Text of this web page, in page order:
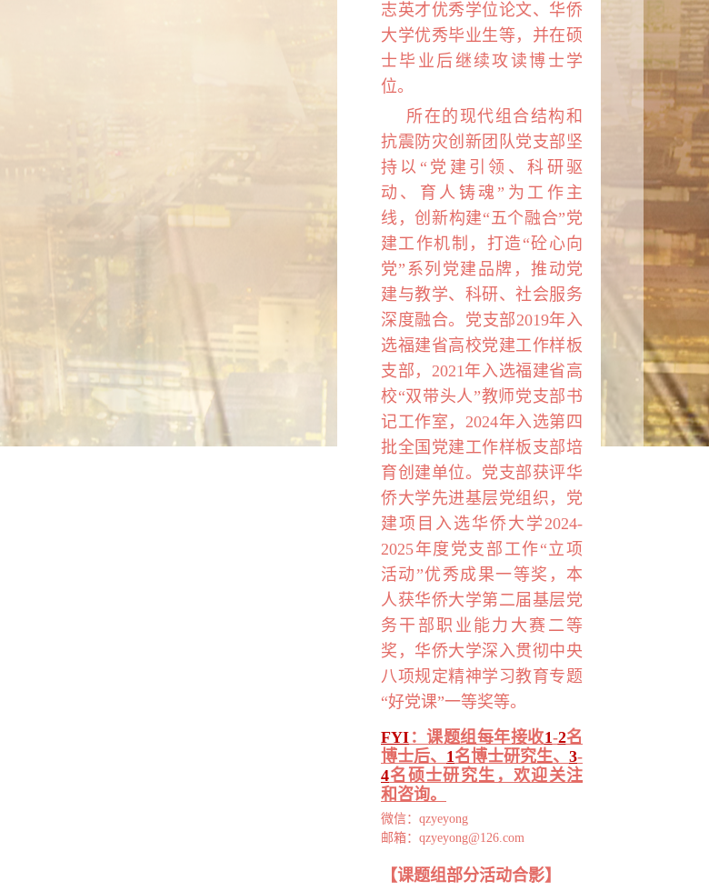
志英才优秀学位论文、华侨
大学优秀毕业生等，并在硕
士毕业后继续攻读博士学
位。
所在的现代组合结构和
抗震防灾创新团队党支部坚
持以“党建引领、科研驱
动、育人铸魂”为工作主
线，创新构建“五个融合”党
建工作机制，打造“砼心向
党”系列党建品牌，推动党
建与教学、科研、社会服务
深度融合。党支部2019年入
选福建省高校党建工作样板
支部， 2021年入选福建省高
校“双带头人”教师党支部书
记工作室， 2024年入选第四
批全国党建工作样板支部培
育创建单位。党支部获评华
侨大学先进基层党组织，党
建项目入选华侨大学2024-
2025年度党支部工作“立项
活动”优秀成果一等奖，本
人获华侨大学第二届基层党
务干部职业能力大赛二等
奖，华侨大学深入贯彻中央
八项规定精神学习教育专题
“好党课”一等奖等。
FYI ： 课题组每年接收1-2名
博士后、 1名博士研究生、 3-
4名硕士研究生，欢迎关注
和咨询。
微信： qzyeyong
邮箱： qzyeyong@126.com
【课题组部分活动合影】